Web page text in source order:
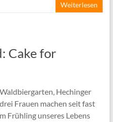
Weiterlesen
Cake for
Hechinger
Frauen machen seit fast
Frühling unseres Lebens